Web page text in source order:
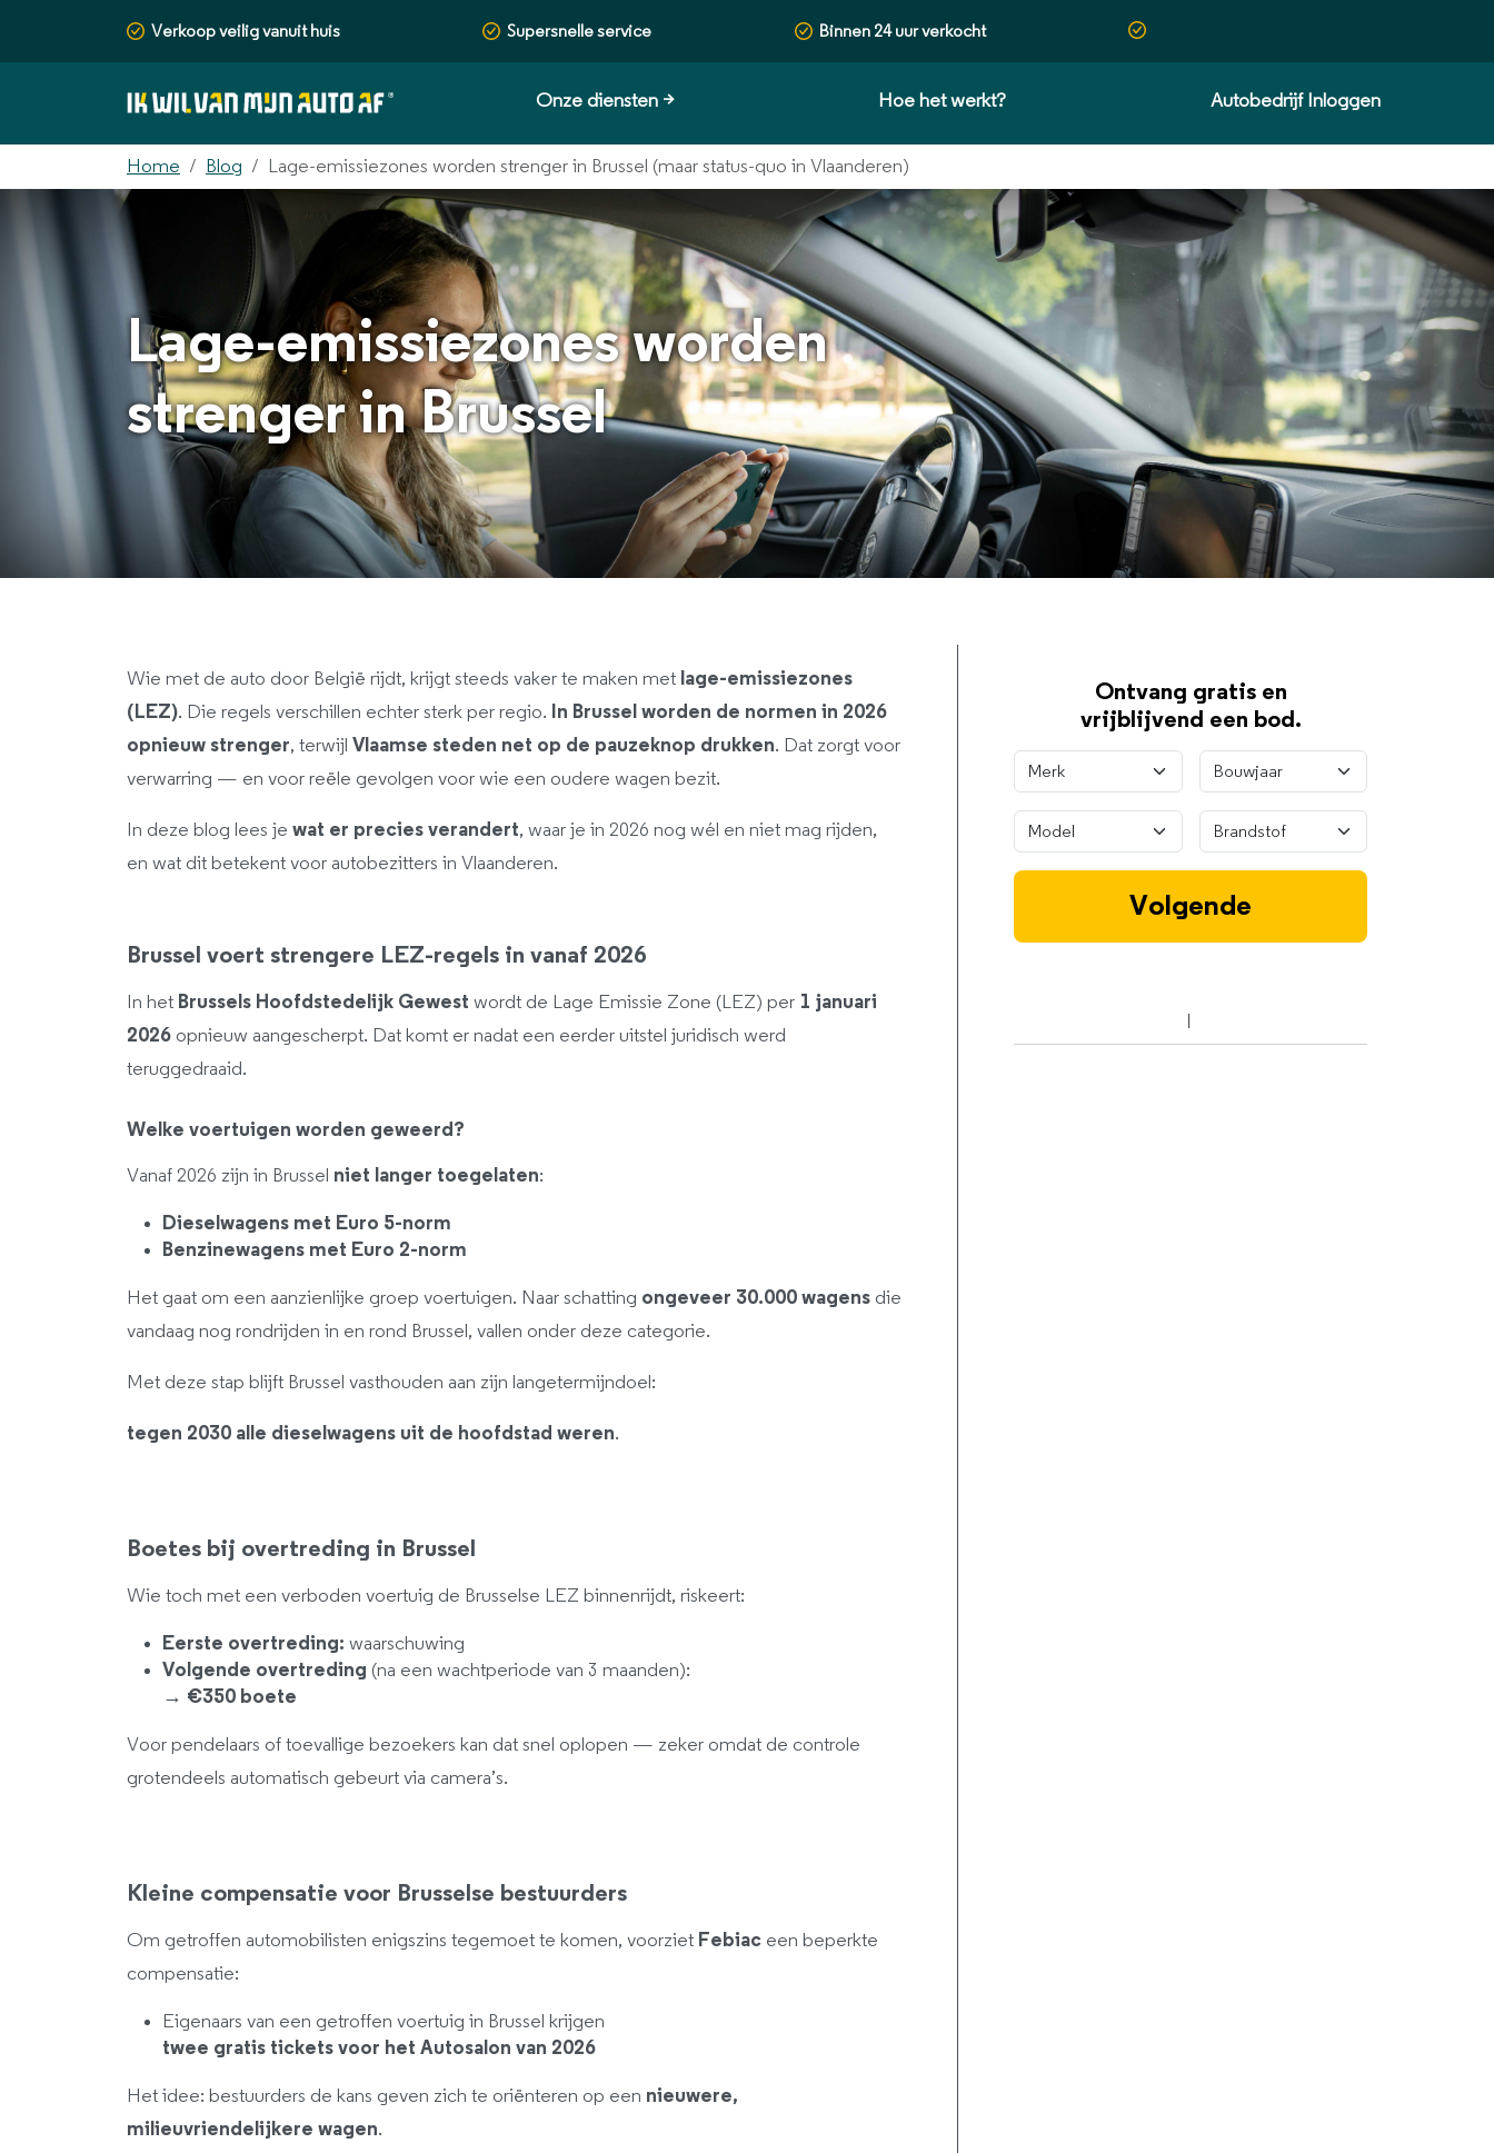
Verkoop veilig vanuit huis Supersnelle service Binnen 24 uur verkocht
Onze diensten > Hoe het werkt? Autobedrijf Inloggen
Home Blog Lage-emissiezones worden strenger in Brussel (maar status-quo in Vlaanderen)
Lage-emissiezones worden
strenger in Brussel
Wie met de auto door België rijdt, krijgt steeds vaker te maken met lage-emissiezones
(LEZ). Die regels verschillen echter sterk per regio.
In Brussel worden de normen in 2026
opnieuw strenger, terwijl Vlaamse steden net op de pauzeknop drukken. Dat zorgt voor
verwarring — en voor reële gevolgen voor wie een oudere wagen bezit.
In deze blog lees je wat er precies verandert, waar je in 2026 nog wél en niet mag rijden,
en wat dit betekent voor autobezitters in Vlaanderen.
Brussel voert strengere LEZ-regels in vanaf 2026
In het Brussels Hoofdstedelijk Gewest wordt de Lage Emissie Zone (LEZ) per 1 januari
2026 opnieuw aangescherpt. Dat komt er nadat een eerder uitstel juridisch werd
teruggedraaid.
Welke voertuigen worden geweerd?
Vanaf 2026 zijn in Brussel niet langer toegelaten:
Dieselwagens met Euro 5-norm
Benzinewagens met Euro 2-norm
Het gaat om een aanzienlijke groep voertuigen. Naar schatting ongeveer 30.000 wagens die
vandaag nog rondrijden in en rond Brussel, vallen onder deze categorie.
Met deze stap blijft Brussel vasthouden aan zijn langetermijndoel:
tegen 2030 alle dieselwagens uit de hoofdstad weren.
Boetes bij overtreding in Brussel
Wie toch met een verboden voertuig de Brusselse LEZ binnenrijdt, riskeert:
Eerste overtreding: waarschuwing
Volgende overtreding (na een wachtperiode van 3 maanden):
→ €350 boete
Voor pendelaars of toevallige bezoekers kan dat snel oplopen — zeker omdat de controle
grotendeels automatisch gebeurt via camera’s.
Kleine compensatie voor Brusselse bestuurders
Om getroffen automobilisten enigszins tegemoet te komen, voorziet Febiac een beperkte
compensatie:
Eigenaars van een getroffen voertuig in Brussel krijgen
twee gratis tickets voor het Autosalon van 2026
Het idee: bestuurders de kans geven zich te oriënteren op een nieuwere,
milieuvriendelijkere wagen.
Ontvang gratis en
vrijblijvend een bod.